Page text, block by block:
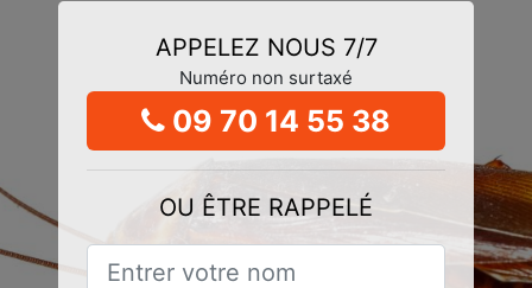
APPELEZ NOUS 7/7
Numéro non surtaxé
09 70 14 55 38
OU ÊTRE RAPPELÉ